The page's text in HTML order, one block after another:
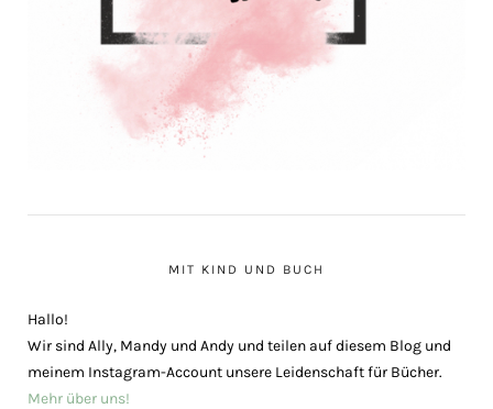
MIT KIND UND BUCH
Hallo!
Wir sind Ally, Mandy und Andy und teilen auf diesem Blog und
meinem Instagram-Account unsere Leidenschaft für Bücher.
Mehr über uns!